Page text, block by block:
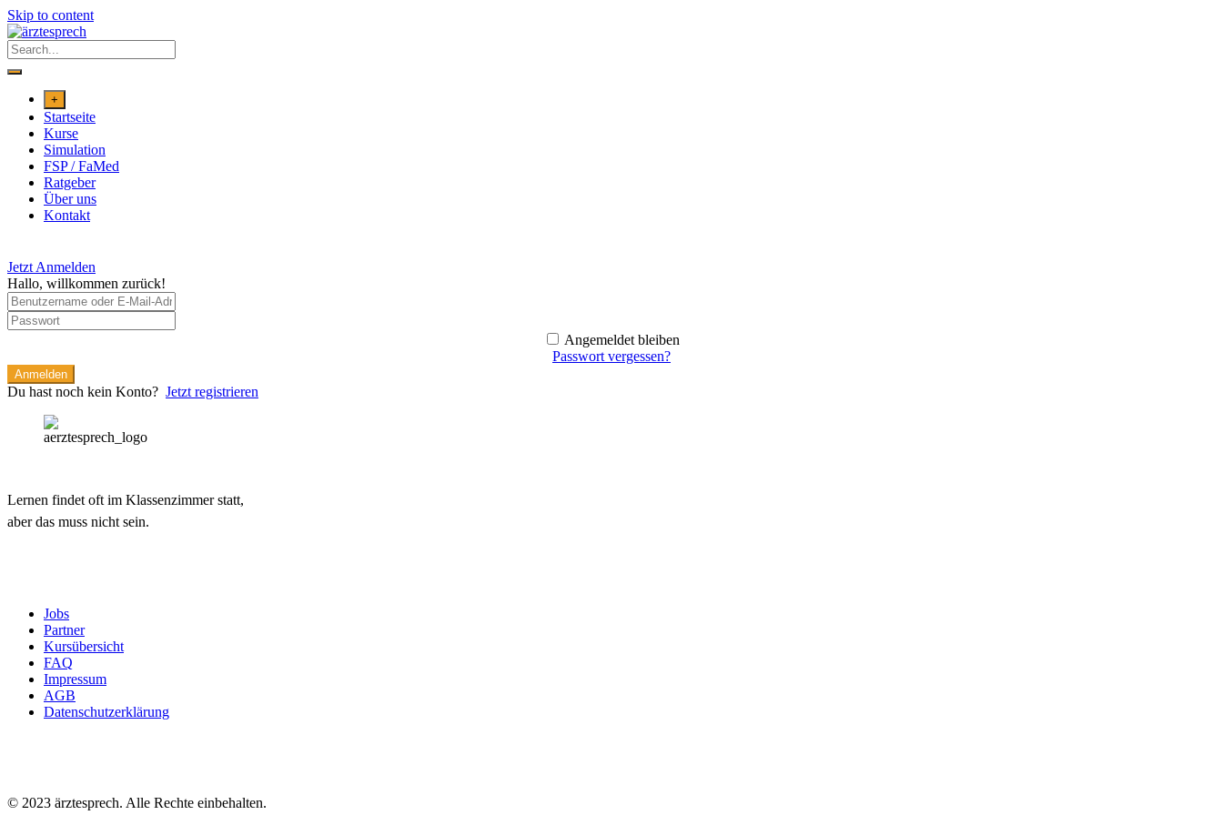
Skip to content
+
Startseite
Kurse
Simulation
FSP / FaMed
Ratgeber
Über uns
Kontakt
Jetzt Anmelden
Hallo, willkommen zurück!
Angemeldet bleiben
Passwort vergessen?
Anmelden
Du hast noch kein Konto? Jetzt registrieren
Lernen findet oft im Klassenzimmer statt,
aber das muss nicht sein.
Jobs
Partner
Kursübersicht
FAQ
Impressum
AGB
Datenschutzerklärung
© 2023 ärztesprech. Alle Rechte einbehalten.